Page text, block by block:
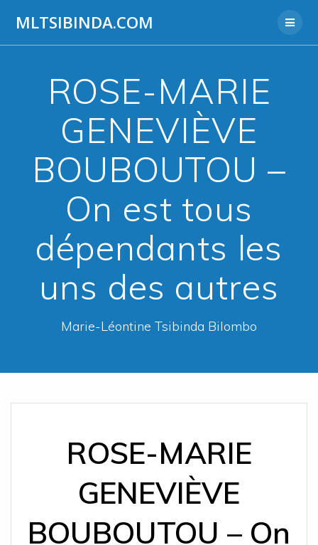
MLTSIBINDA.COM
ROSE-MARIE
GENEVIÈVE
BOUBOUTOU –
On est tous
dépendants les
uns des autres
Marie-Léontine Tsibinda Bilombo
ROSE-MARIE
GENEVIÈVE
BOUBOUTOU – On